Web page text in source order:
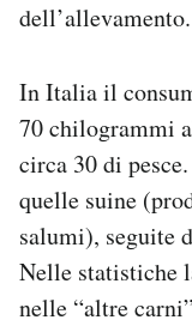
dell’allevamento.
In Italia il
70 chilogrammi
circa 30 di
quelle suine
salumi), seguite
Nelle statistiche
nelle “altre